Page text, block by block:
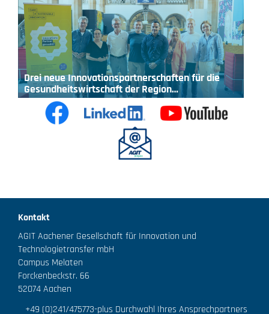
Drei neue Innovationspartnerschaften für die
Gesundheitswirtschaft der Region…
Kontakt
AGIT Aachener Gesellschaft für Innovation und
Technologietransfer mbH
Campus Melaten
Forckenbeckstr. 66
52074 Aachen
+49 (0)241/475773-plus Durchwahl Ihres Ansprechpartners